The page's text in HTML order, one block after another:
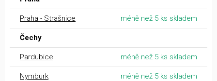
Praha - Strašnice méně než 5 ks skladem
Čechy
Pardubice méně než 5 ks skladem
Nymburk méně než 5 ks skladem